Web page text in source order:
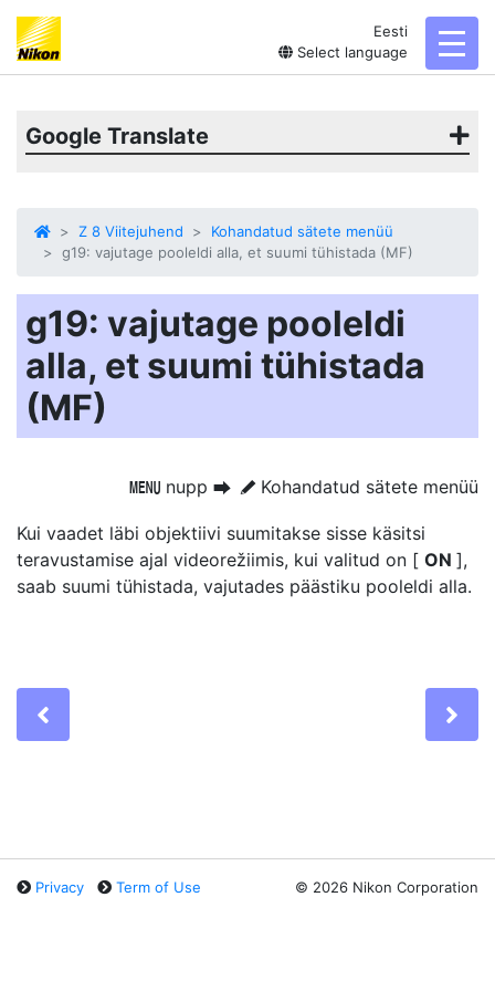
Eesti
Select language
Google Translate
Z 8 Viitejuhend
Kohandatud sätete menüü
g19: vajutage pooleldi alla, et suumi tühistada (MF)
g19: vajutage pooleldi
alla, et suumi tühistada
(MF)
G nupp U A Kohandatud sätete menüü
Kui vaadet läbi objektiivi suumitakse sisse käsitsi
teravustamise ajal videorežiimis, kui valitud on [ ON ],
saab suumi tühistada, vajutades päästiku pooleldi alla.
Privacy Term of Use © 2026 Nikon Corporation